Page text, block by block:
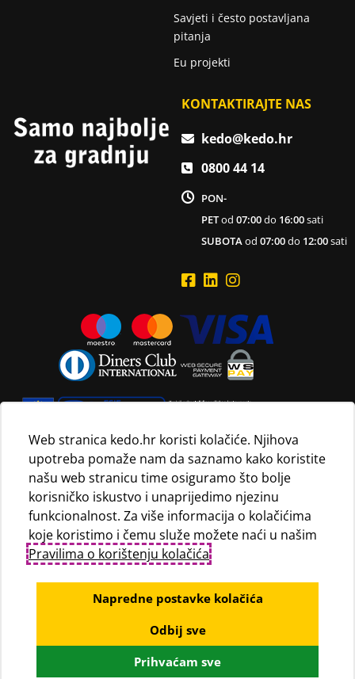
Web stranica kedo.hr koristi kolačiće. Njihova
upotreba pomaže nam da saznamo kako koristite
našu web stranicu time osiguramo što bolje
korisničko iskustvo i unaprijedimo njezinu
funkcionalnost. Za više informacija o kolačićima
koje koristimo i čemu služe možete naći u našim
Pravilima o korištenju kolačića.
Napredne postavke kolačića
Odbij sve
Prihvaćam sve
Savjeti i često postavljana
pitanja
Eu projekti
KONTAKTIRAJTE NAS
kedo@kedo.hr
0800 44 14
PON-
PETod07:00do 16:00sati
SUBOTAod07:00do 12:00sati
Navedene maloprodajne cijene vrijede isključivo za kupnju
proizvoda putem Internet trgovine i mogu se razlikovati od
maloprodajnih cijena u maloprodajnim trgovinama.